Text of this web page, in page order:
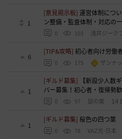
1
[意見掲示板]運営体制につ
ン整備・監査体制・対応の一
0 103 浅井ジーク
6
[TIP&攻略]初心者向け労働
0 175 ザンナ
1
[ギルド募集]
【新設少人数
バー募集！初心者・復帰勢歓
0 97 鼠の巣 14
1
[ギルド募集]桜色の四つ葉
0 78 VAZ光-日本